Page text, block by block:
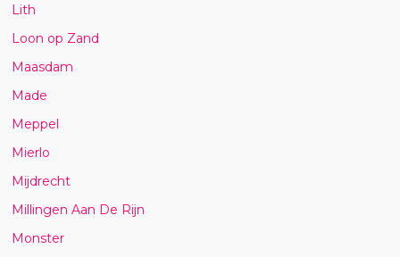
Lith
Loon op Zand
Maasdam
Made
Meppel
Mierlo
Mijdrecht
Millingen Aan De Rijn
Monster